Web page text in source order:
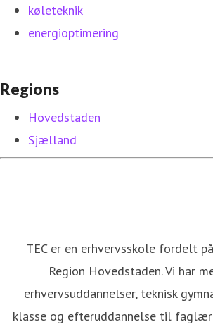
køleteknik
energioptimering
Regions
Hovedstaden
Sjælland
TEC er en erhvervsskole fordelt
Region Hovedstaden. Vi har
erhvervsuddannelser, teknisk
klasse og efteruddannelse til